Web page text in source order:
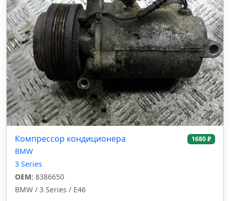
Компрессор кондиционера 1680 ₽
BMW
3 Series
OEM: 8386650
BMW / 3 Series / E46